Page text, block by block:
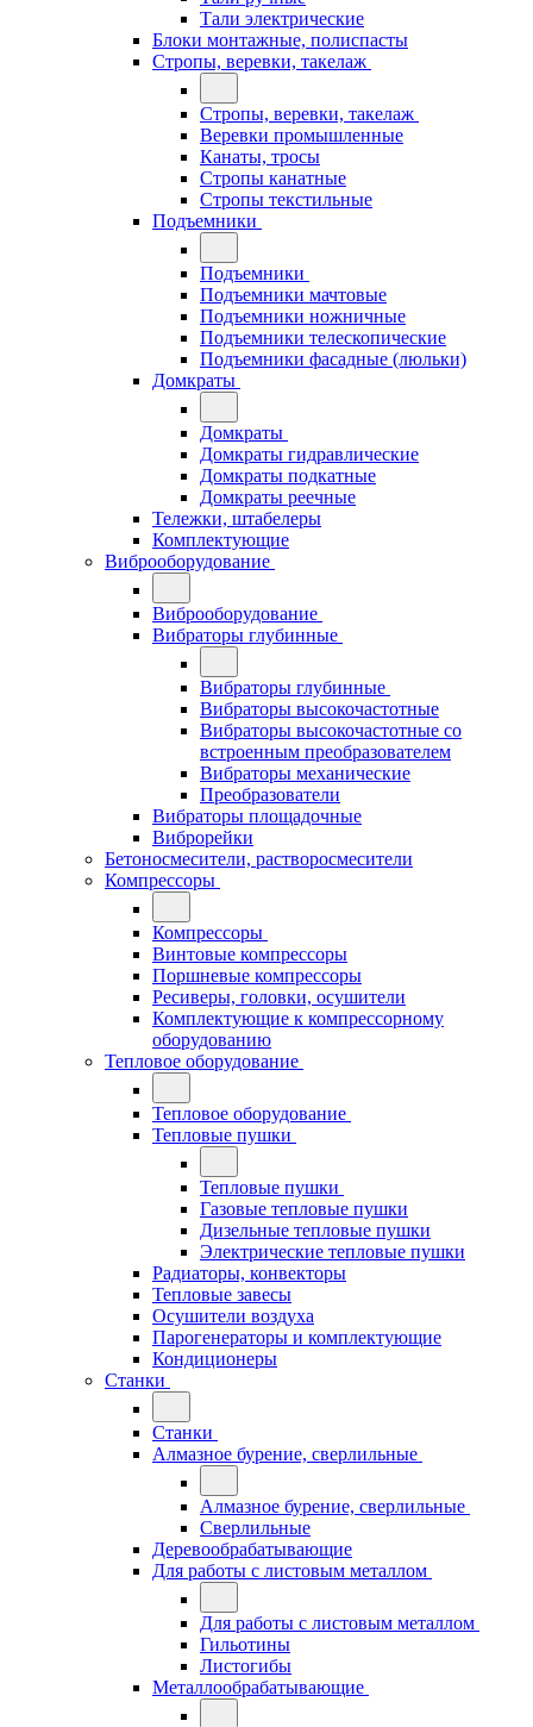
Тали электрические
Блоки монтажные, полиспасты
Стропы, веревки, такелаж
Стропы, веревки, такелаж
Веревки промышленные
Канаты, тросы
Стропы канатные
Стропы текстильные
Подъемники
Подъемники
Подъемники мачтовые
Подъемники ножничные
Подъемники телескопические
Подъемники фасадные (люльки)
Домкраты
Домкраты
Домкраты гидравлические
Домкраты подкатные
Домкраты реечные
Тележки, штабелеры
Комплектующие
Виброоборудование
Виброоборудование
Вибраторы глубинные
Вибраторы глубинные
Вибраторы высокочастотные
Вибраторы высокочастотные со
встроенным преобразователем
Вибраторы механические
Преобразователи
Вибраторы площадочные
Виброрейки
Бетоносмесители, растворосмесители
Компрессоры
Компрессоры
Винтовые компрессоры
Поршневые компрессоры
Ресиверы, головки, осушители
Комплектующие к компрессорному
оборудованию
Тепловое оборудование
Тепловое оборудование
Тепловые пушки
Тепловые пушки
Газовые тепловые пушки
Дизельные тепловые пушки
Электрические тепловые пушки
Радиаторы, конвекторы
Тепловые завесы
Осушители воздуха
Парогенераторы и комплектующие
Кондиционеры
Станки
Станки
Алмазное бурение, сверлильные
Алмазное бурение, сверлильные
Сверлильные
Деревообрабатывающие
Для работы с листовым металлом
Для работы с листовым металлом
Гильотины
Листогибы
Металлообрабатывающие